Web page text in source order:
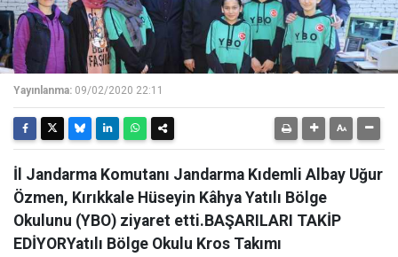
Yayınlanma: 09/02/2020 22:11
İl Jandarma Komutanı Jandarma Kıdemli Albay Uğur
Özmen, Kırıkkale Hüseyin Kâhya Yatılı Bölge
Okulunu (YBO) ziyaret etti.BAŞARILARI TAKİP
EDİYORYatılı Bölge Okulu Kros Takımı